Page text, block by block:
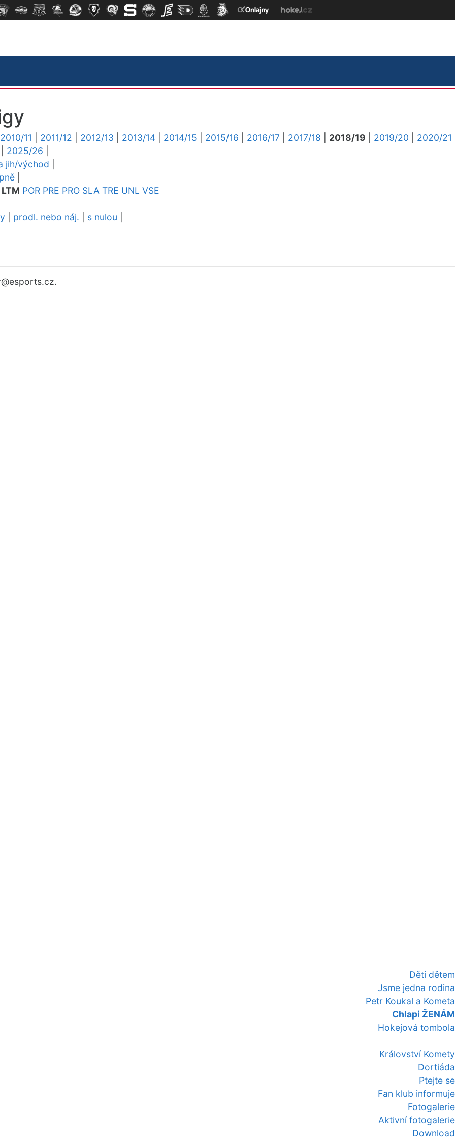
Děti dětem
Jsme jedna rodina
Petr Koukal a Kometa
Chlapi ŽENÁM
Hokejová tombola
Království Komety
Dortiáda
Ptejte se
Fan klub informuje
Fotogalerie
Aktivní fotogalerie
Download
2010/11 2011/12 2012/13 2013/14 2014/15 2015/16 2016/17 2017/18 2018/19 2019/20
2020/21
2025/26
jih/východ
LTM POR PRE PRO SLA TRE UNL VSE
prodl. nebo náj. s nulou
@esports.cz.